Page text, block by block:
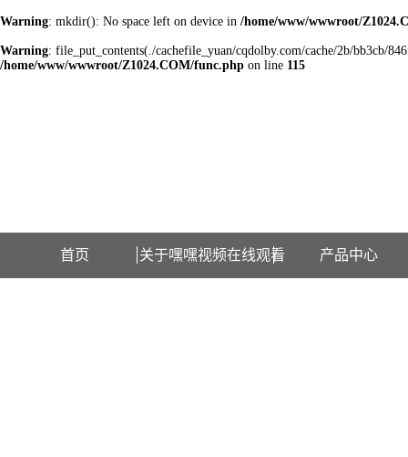
Warning: mkdir(): No space left on device in /home/www/wwwroot/
Warning: file_put_contents(./cachefile_yuan/cqdolby.com/cache/2b/bb3cb/
/home/www/wwwroot/Z1024.COM/func.php on line 115
首页 关于嘿嘿视频在线观看 产品中心